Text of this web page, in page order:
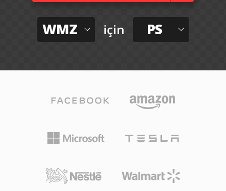
WMZ için PS